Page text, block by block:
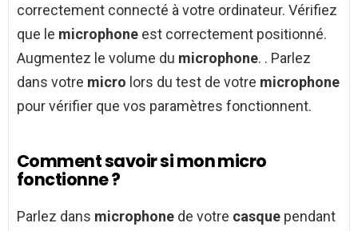
correctement connecté à votre ordinateur. Vérifiez
que le microphone est correctement positionné.
Augmentez le volume du microphone. . Parlez
dans votre micro lors du test de votre microphone
pour vérifier que vos paramètres fonctionnent.
Comment savoir si mon micro
fonctionne ?
Parlez dans microphone de votre casque pendant